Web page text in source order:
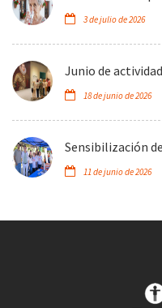
3 de julio de 2026
Junio de
18 de junio de 2026
Sensibilización
11 de junio de 2026